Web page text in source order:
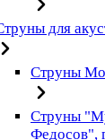
для
Струны
Струны
Федосов",